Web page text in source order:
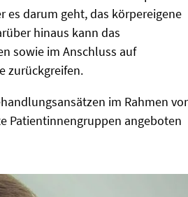
darum geht, das körpereigene
hinaus kann das
sowie im Anschluss auf
zurückgreifen.
im Rahmen
Patientinnengruppen angeboten